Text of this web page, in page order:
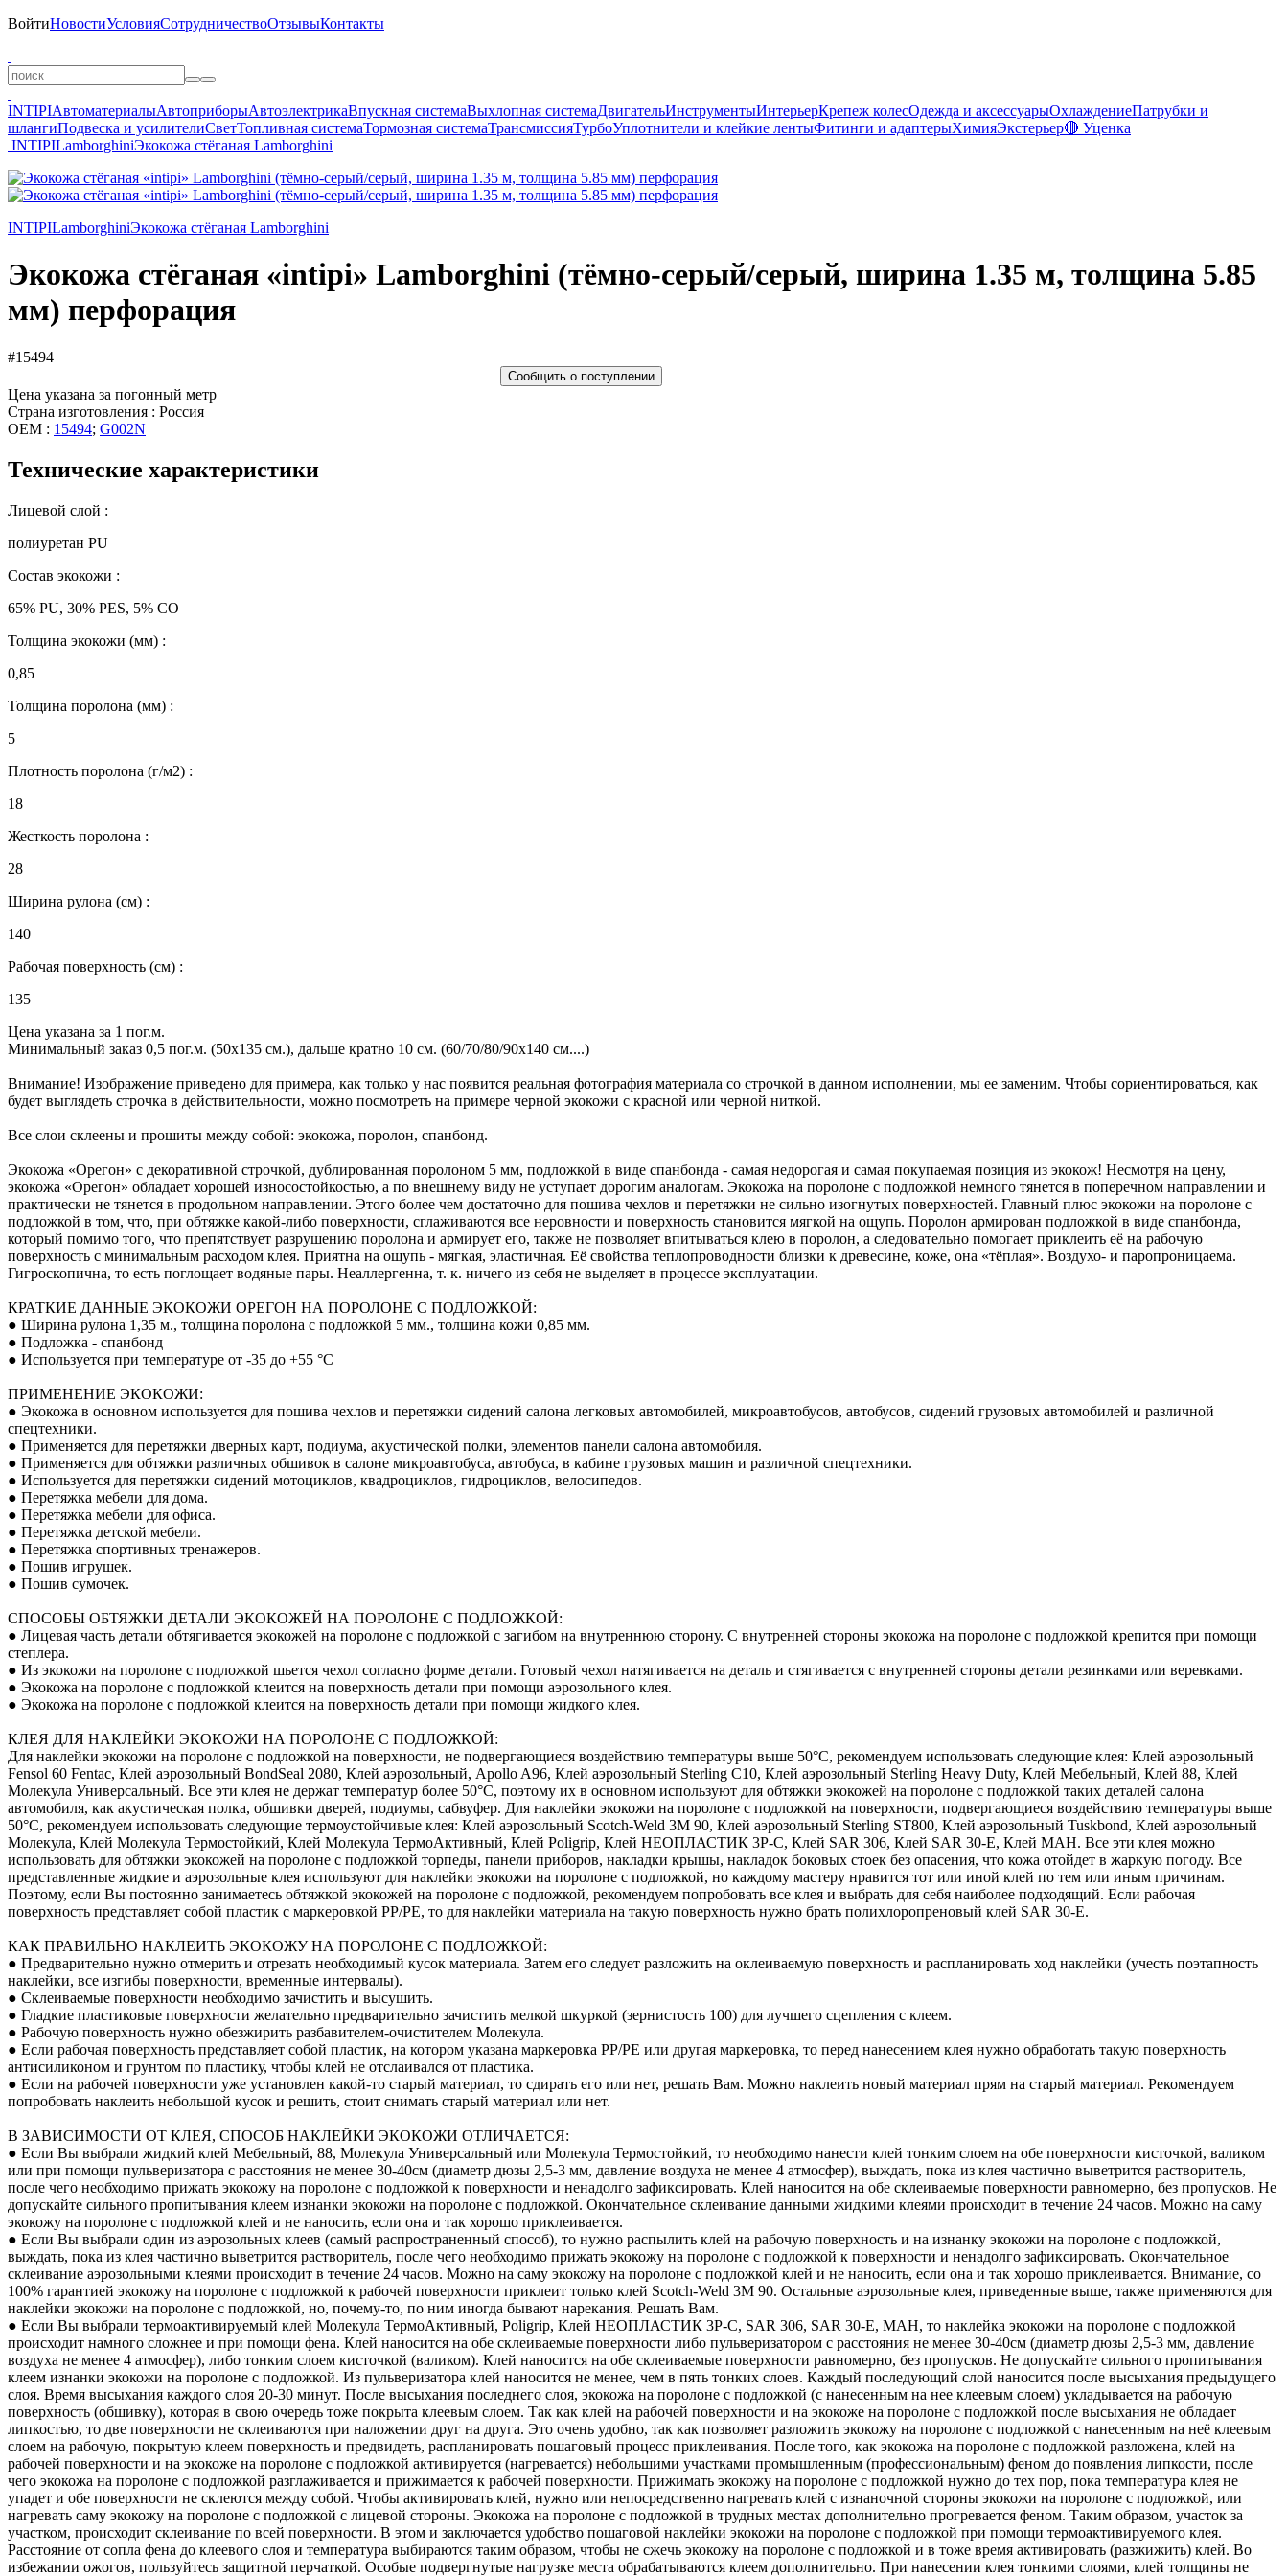
ВойтиНовостиУсловияСотрудничествоОтзывыКонтакты
INTIPIАвтоматериалыАвтоприборыАвтоэлектрикаВпускная системаВыхлопная системаДвигательИнструментыИнтерьерКрепеж колесОдежда и аксессуарыОхлаждениеПатрубки и
шлангиПодвеска и усилителиСветТопливная системаТормозная системаТрансмиссияТурбоУплотнители и клейкие лентыФитинги и адаптерыХимияЭкстерьер🔴 Уценка
INTIPILamborghiniЭкокожа стёганая Lamborghini
INTIPILamborghiniЭкокожа стёганая Lamborghini
Экокожа стёганая «intipi» Lamborghini (тёмно-серый/серый, ширина 1.35 м, толщина 5.85
мм) перфорация
#15494
Сообщить о поступлении
Цена указана за погонный метр
Страна изготовления : Россия
OEM : 15494; G002N
Технические характеристики
Лицевой слой :
полиуретан PU
Состав экокожи :
65% PU, 30% PES, 5% CO
Толщина экокожи (мм) :
0,85
Толщина поролона (мм) :
5
Плотность поролона (г/м2) :
18
Жесткость поролона :
28
Ширина рулона (см) :
140
Рабочая поверхность (см) :
135
Цена указана за 1 пог.м.
Минимальный заказ 0,5 пог.м. (50х135 см.), дальше кратно 10 см. (60/70/80/90х140 см....)
Внимание! Изображение приведено для примера, как только у нас появится реальная фотография материала со строчкой в данном исполнении, мы ее заменим. Чтобы сориентироваться, как
будет выглядеть строчка в действительности, можно посмотреть на примере черной экокожи с красной или черной ниткой.
Все слои склеены и прошиты между собой: экокожа, поролон, спанбонд.
Экокожа «Орегон» с декоративной строчкой, дублированная поролоном 5 мм, подложкой в виде спанбонда - самая недорогая и самая покупаемая позиция из экокож! Несмотря на цену,
экокожа «Орегон» обладает хорошей износостойкостью, а по внешнему виду не уступает дорогим аналогам. Экокожа на поролоне с подложкой немного тянется в поперечном направлении и
практически не тянется в продольном направлении. Этого более чем достаточно для пошива чехлов и перетяжки не сильно изогнутых поверхностей. Главный плюс экокожи на поролоне с
подложкой в том, что, при обтяжке какой-либо поверхности, сглаживаются все неровности и поверхность становится мягкой на ощупь. Поролон армирован подложкой в виде спанбонда,
который помимо того, что препятствует разрушению поролона и армирует его, также не позволяет впитываться клею в поролон, а следовательно помогает приклеить её на рабочую
поверхность с минимальным расходом клея. Приятна на ощупь - мягкая, эластичная. Её свойства теплопроводности близки к древесине, коже, она «тёплая». Воздухо- и паропроницаема.
Гигроскопична, то есть поглощает водяные пары. Неаллергенна, т. к. ничего из себя не выделяет в процессе эксплуатации.
КРАТКИЕ ДАННЫЕ ЭКОКОЖИ ОРЕГОН НА ПОРОЛОНЕ С ПОДЛОЖКОЙ:
● Ширина рулона 1,35 м., толщина поролона с подложкой 5 мм., толщина кожи 0,85 мм.
● Подложка - спанбонд
● Используется при температуре от -35 до +55 °С
ПРИМЕНЕНИЕ ЭКОКОЖИ:
● Экокожа в основном используется для пошива чехлов и перетяжки сидений салона легковых автомобилей, микроавтобусов, автобусов, сидений грузовых автомобилей и различной
спецтехники.
● Применяется для перетяжки дверных карт, подиума, акустической полки, элементов панели салона автомобиля.
● Применяется для обтяжки различных обшивок в салоне микроавтобуса, автобуса, в кабине грузовых машин и различной спецтехники.
● Используется для перетяжки сидений мотоциклов, квадроциклов, гидроциклов, велосипедов.
● Перетяжка мебели для дома.
● Перетяжка мебели для офиса.
● Перетяжка детской мебели.
● Перетяжка спортивных тренажеров.
● Пошив игрушек.
● Пошив сумочек.
СПОСОБЫ ОБТЯЖКИ ДЕТАЛИ ЭКОКОЖЕЙ НА ПОРОЛОНЕ С ПОДЛОЖКОЙ:
● Лицевая часть детали обтягивается экокожей на поролоне с подложкой с загибом на внутреннюю сторону. С внутренней стороны экокожа на поролоне с подложкой крепится при помощи
степлера.
● Из экокожи на поролоне с подложкой шьется чехол согласно форме детали. Готовый чехол натягивается на деталь и стягивается с внутренней стороны детали резинками или веревками.
● Экокожа на поролоне с подложкой клеится на поверхность детали при помощи аэрозольного клея.
● Экокожа на поролоне с подложкой клеится на поверхность детали при помощи жидкого клея.
КЛЕЯ ДЛЯ НАКЛЕЙКИ ЭКОКОЖИ НА ПОРОЛОНЕ С ПОДЛОЖКОЙ:
Для наклейки экокожи на поролоне с подложкой на поверхности, не подвергающиеся воздействию температуры выше 50°С, рекомендуем использовать следующие клея: Клей аэрозольный
Fensol 60 Fentac, Клей аэрозольный BondSeal 2080, Клей аэрозольный, Apollo A96, Клей аэрозольный Sterling C10, Клей аэрозольный Sterling Heavy Duty, Клей Мебельный, Клей 88, Клей
Молекула Универсальный. Все эти клея не держат температур более 50°С, поэтому их в основном используют для обтяжки экокожей на поролоне с подложкой таких деталей салона
автомобиля, как акустическая полка, обшивки дверей, подиумы, сабвуфер. Для наклейки экокожи на поролоне с подложкой на поверхности, подвергающиеся воздействию температуры выше
50°С, рекомендуем использовать следующие термоустойчивые клея: Клей аэрозольный Scotch-Weld 3M 90, Клей аэрозольный Sterling ST800, Клей аэрозольный Tuskbond, Клей аэрозольный
Молекула, Клей Молекула Термостойкий, Клей Молекула ТермоАктивный, Клей Poligrip, Клей НЕОПЛАСТИК 3P-C, Клей SAR 306, Клей SAR 30-E, Клей MAH. Все эти клея можно
использовать для обтяжки экокожей на поролоне с подложкой торпеды, панели приборов, накладки крышы, накладок боковых стоек без опасения, что кожа отойдет в жаркую погоду. Все
представленные жидкие и аэрозольные клея используют для наклейки экокожи на поролоне с подложкой, но каждому мастеру нравится тот или иной клей по тем или иным причинам.
Поэтому, если Вы постоянно занимаетесь обтяжкой экокожей на поролоне с подложкой, рекомендуем попробовать все клея и выбрать для себя наиболее подходящий. Если рабочая
поверхность представляет собой пластик с маркеровкой PP/PE, то для наклейки материала на такую поверхность нужно брать полихлоропреновый клей SAR 30-E.
КАК ПРАВИЛЬНО НАКЛЕИТЬ ЭКОКОЖУ НА ПОРОЛОНЕ С ПОДЛОЖКОЙ:
● Предварительно нужно отмерить и отрезать необходимый кусок материала. Затем его следует разложить на оклеиваемую поверхность и распланировать ход наклейки (учесть поэтапность
наклейки, все изгибы поверхности, временные интервалы).
● Склеиваемые поверхности необходимо зачистить и высушить.
● Гладкие пластиковые поверхности желательно предварительно зачистить мелкой шкуркой (зернистость 100) для лучшего сцепления с клеем.
● Рабочую поверхность нужно обезжирить разбавителем-очистителем Молекула.
● Если рабочая поверхность представляет собой пластик, на котором указана маркеровка PP/PE или другая маркеровка, то перед нанесением клея нужно обработать такую поверхность
антисиликоном и грунтом по пластику, чтобы клей не отслаивался от пластика.
● Если на рабочей поверхности уже установлен какой-то старый материал, то сдирать его или нет, решать Вам. Можно наклеить новый материал прям на старый материал. Рекомендуем
попробовать наклеить небольшой кусок и решить, стоит снимать старый материал или нет.
В ЗАВИСИМОСТИ ОТ КЛЕЯ, СПОСОБ НАКЛЕЙКИ ЭКОКОЖИ ОТЛИЧАЕТСЯ:
● Если Вы выбрали жидкий клей Мебельный, 88, Молекула Универсальный или Молекула Термостойкий, то необходимо нанести клей тонким слоем на обе поверхности кисточкой, валиком
или при помощи пульверизатора с расстояния не менее 30-40см (диаметр дюзы 2,5-3 мм, давление воздуха не менее 4 атмосфер), выждать, пока из клея частично выветрится растворитель,
после чего необходимо прижать экокожу на поролоне с подложкой к поверхности и ненадолго зафиксировать. Клей наносится на обе склеиваемые поверхности равномерно, без пропусков. Не
допускайте сильного пропитывания клеем изнанки экокожи на поролоне с подложкой. Окончательное склеивание данными жидкими клеями происходит в течение 24 часов. Можно на саму
экокожу на поролоне с подложкой клей и не наносить, если она и так хорошо приклеивается.
● Если Вы выбрали один из аэрозольных клеев (самый распространенный способ), то нужно распылить клей на рабочую поверхность и на изнанку экокожи на поролоне с подложкой,
выждать, пока из клея частично выветрится растворитель, после чего необходимо прижать экокожу на поролоне с подложкой к поверхности и ненадолго зафиксировать. Окончательное
склеивание аэрозольными клеями происходит в течение 24 часов. Можно на саму экокожу на поролоне с подложкой клей и не наносить, если она и так хорошо приклеивается. Внимание, со
100% гарантией экокожу на поролоне с подложкой к рабочей поверхности приклеит только клей Scotch-Weld 3M 90. Остальные аэрозольные клея, приведенные выше, также применяются для
наклейки экокожи на поролоне с подложкой, но, почему-то, по ним иногда бывают нарекания. Решать Вам.
● Если Вы выбрали термоактивируемый клей Молекула ТермоАктивный, Poligrip, Клей НЕОПЛАСТИК 3P-C, SAR 306, SAR 30-E, MAH, то наклейка экокожи на поролоне с подложкой
происходит намного сложнее и при помощи фена. Клей наносится на обе склеиваемые поверхности либо пульверизатором с расстояния не менее 30-40см (диаметр дюзы 2,5-3 мм, давление
воздуха не менее 4 атмосфер), либо тонким слоем кисточкой (валиком). Клей наносится на обе склеиваемые поверхности равномерно, без пропусков. Не допускайте сильного пропитывания
клеем изнанки экокожи на поролоне с подложкой. Из пульверизатора клей наносится не менее, чем в пять тонких слоев. Каждый последующий слой наносится после высыхания предыдущего
слоя. Время высыхания каждого слоя 20-30 минут. После высыхания последнего слоя, экокожа на поролоне с подложкой (с нанесенным на нее клеевым слоем) укладывается на рабочую
поверхность (обшивку), которая в свою очередь тоже покрыта клеевым слоем. Так как клей на рабочей поверхности и на экокоже на поролоне с подложкой после высыхания не обладает
липкостью, то две поверхности не склеиваются при наложении друг на друга. Это очень удобно, так как позволяет разложить экокожу на поролоне с подложкой с нанесенным на неё клеевым
слоем на рабочую, покрытую клеем поверхность и предвидеть, распланировать пошаговый процесс приклеивания. После того, как экокожа на поролоне с подложкой разложена, клей на
рабочей поверхности и на экокоже на поролоне с подложкой активируется (нагревается) небольшими участками промышленным (профессиональным) феном до появления липкости, после
чего экокожа на поролоне с подложкой разглаживается и прижимается к рабочей поверхности. Прижимать экокожу на поролоне с подложкой нужно до тех пор, пока температура клея не
упадет и обе поверхности не склеются между собой. Чтобы активировать клей, нужно или непосредственно нагревать клей с изнаночной стороны экокожи на поролоне с подложкой, или
нагревать саму экокожу на поролоне с подложкой с лицевой стороны. Экокожа на поролоне с подложкой в трудных местах дополнительно прогревается феном. Таким образом, участок за
участком, происходит склеивание по всей поверхности. В этом и заключается удобство пошаговой наклейки экокожи на поролоне с подложкой при помощи термоактивируемого клея.
Расстояние от сопла фена до клеевого слоя и температура выбираются таким образом, чтобы не сжечь экокожу на поролоне с подложкой и в тоже время активировать (разжижить) клей. Во
избежании ожогов, пользуйтесь защитной перчаткой. Особые подвергнутые нагрузке места обрабатываются клеем дополнительно. При нанесении клея тонкими слоями, клей толщины не